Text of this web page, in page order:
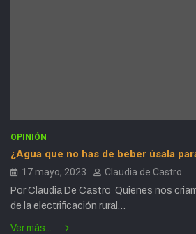
OPINIÓN
¿Agua que no has de beber úsala
17 mayo, 2023 Claudia de Castro
Por Claudia De Castro Quienes nos
de la electrificación rural…
Ver más...